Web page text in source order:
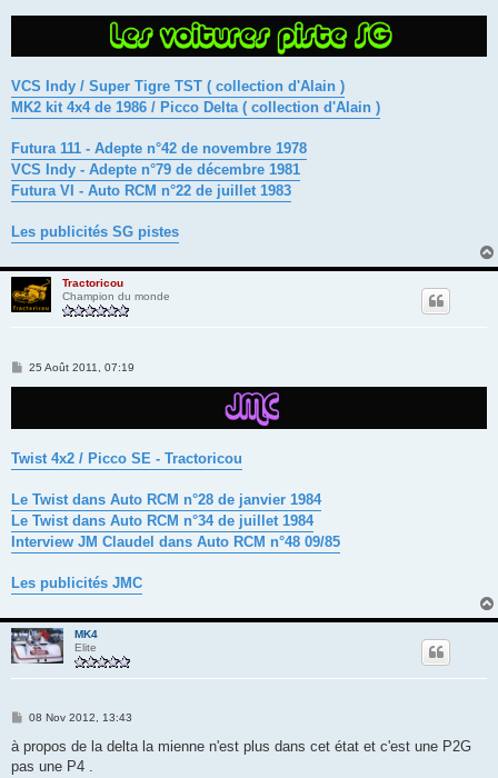
VCS Indy / Super Tigre TST ( collection d'Alain )
MK2 kit 4x4 de 1986 / Picco Delta ( collection d'Alain )
Futura 111 - Adepte n°42 de novembre 1978
VCS Indy - Adepte n°79 de décembre 1981
Futura VI - Auto RCM n°22 de juillet 1983
Les publicités SG pistes
Tractoricou
Champion du monde
M
g
25 Août 2011, 07:19
Twist 4x2 / Picco SE - Tractoricou
Le Twist dans Auto RCM n°28 de janvier 1984
Le Twist dans Auto RCM n°34 de juillet 1984
Interview JM Claudel dans Auto RCM n°48 09/85
Les publicités JMC
MK4
Elite
M
s
s
a
08 Nov 2012, 13:43
à propos de la delta la mienne n'est plus dans cet état et c'est une P2G
pas une P4 .